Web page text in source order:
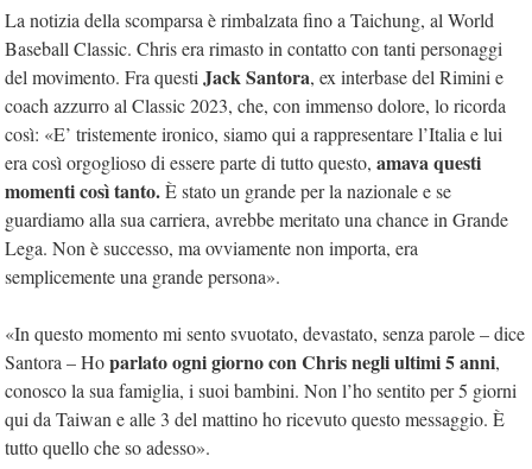
La notizia della scomparsa è rimbalzata fino a Taichung, al World
Baseball Classic. Chris era rimasto in contatto con tanti personaggi
del movimento. Fra questiJack Santora, ex interbase del Rimini e
coach azzurro al Classic 2023, che, con immenso dolore, lo ricorda
così: «E’ tristemente ironico, siamo qui a rappresentare l’Italia e lui
era così orgoglioso di essere parte di tutto questo, amava questi
momenti così tanto.È stato un grande per la nazionale e se
guardiamo alla sua carriera, avrebbe meritato una chance in Grande
Lega. Non è successo, ma ovviamente non importa, era
semplicemente una grande persona».
«In questo momento mi sento svuotato, devastato, senza parole – dice
Santora – Hoparlato ogni giorno con Chris negli ultimi 5 anni,
conosco la sua famiglia, i suoi bambini. Non l’ho sentito per 5 giorni
qui da Taiwan e alle 3 del mattino ho ricevuto questo messaggio. È
tutto quello che so adesso».